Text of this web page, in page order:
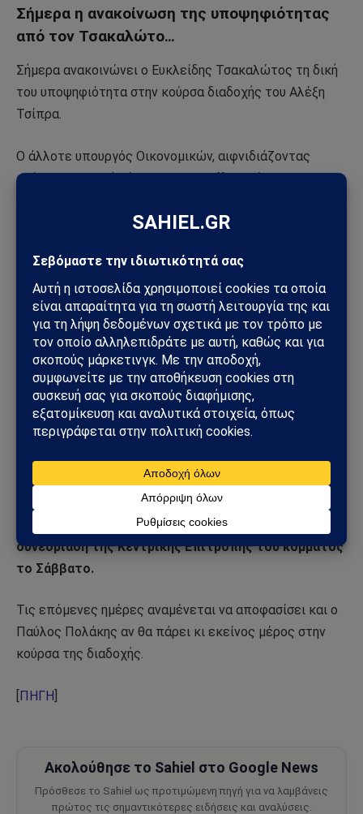
Σήμερα η ανακοίνωση της υποψηφιότητας
από τον Τσακαλώτο…
Σήμερα ανακοινώνει ο Ευκλείδης Τσακαλώτος τη δική
του υποψηφιότητα στην κούρσα διαδοχής του Αλέξη
Τσίπρα.
Ο άλλοτε υπουργός Οικονομικών, αιφνιδιάζοντας
ακόμα και πολλά μέλη της«Ομπρέλας», έλαβε την
κάτι που θα επισημοποιηθεί στις 14:00 της
Δεν είναι λίγα τα μέλη της εσωκομματικής τάσης
«Ομπρέλα», της οποίας ηγείται ο κ. Τσακαλώτος
(Νίκος Βούτσης, Πάνος Σκουρλέτης κ.ά.), τα οποία
διατύπωσαν την άποψη ότι ο κ. Τσακαλώτος δεν θα
πρέπει να είναι υποψήφιος από τη στιγμή που από το
μίνι συνέδριο της τάσης είχε διαφανεί ότι οι μισοί θα
στήριζαν την υποψηφιότητα της Εφης Αχτσιόγλου και
οι άλλοι μισοί θα τη στήριζαν στο ενδεχόμενο που θα
περνούσε στον δεύτερο γύρο.
Αναμένεται η επίσημη τοποθέτηση του Νίκου
Παππά, ο οποίος θα «ανοίξει τα χαρτιά του» στη
συνεδρίαση της Κεντρικής Επιτροπής του κόμματος
το Σάββατο.
Τις επόμενες ημέρες αναμένεται να αποφασίσει και ο
Παύλος Πολάκης αν θα πάρει κι εκείνος μέρος στην
κούρσα της διαδοχής.
ΠΗΓΗ
Ακολούθησε το Sahiel στο Google News
Πρόσθεσε το Sahiel ως προτιμώμενη πηγή για να λαμβάνεις
πρώτος τις σημαντικότερες ειδήσεις και αναλύσεις.